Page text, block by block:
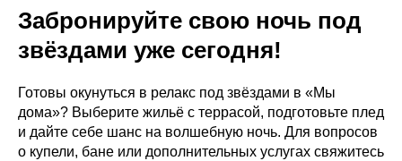
Забронируйте свою ночь под
звёздами уже сегодня!
Готовы окунуться в релакс под звёздами в «Мы
дома»? Выберите жильё с террасой, подготовьте плед
и дайте себе шанс на волшебную ночь. Для вопросов
о купели, бане или дополнительных услугах свяжитесь